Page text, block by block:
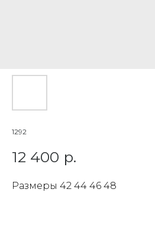
1292
12 400 р.
Размеры 42 44 46 48